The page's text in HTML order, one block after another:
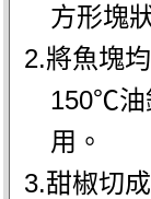
方形塊
2.將魚塊
150℃油
用。
3.甜椒切